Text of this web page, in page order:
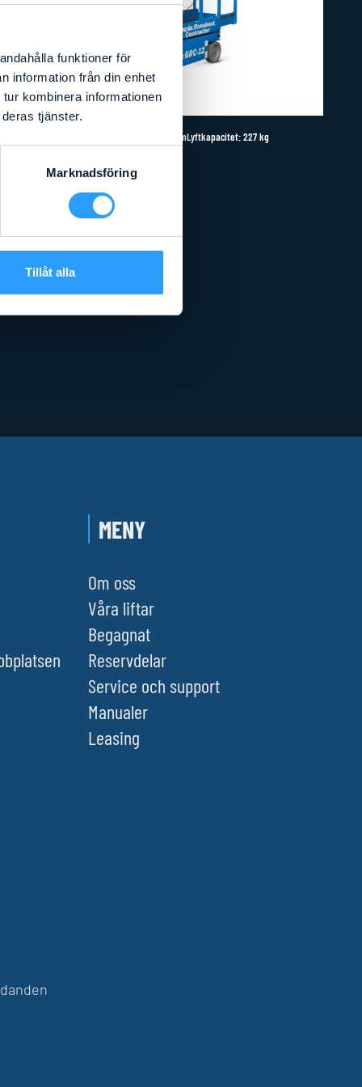
funktioner för
information från din enhet
kombinera informationen
tjänster.
Marknadsföring
Tillåt alla
mLyftkapacitet:227kg
GENIE GRC12
Läs mer
MENY
Om oss
Våra liftar
Begagnat
Reservdelar
Service och support
Manualer
Leasing